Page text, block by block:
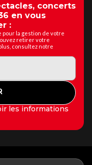
concerts
en vous
:
la gestion de votre
retirer votre
consultez notre
les informations